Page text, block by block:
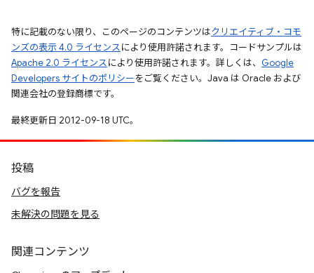
特に記載のない限り、このページのコンテンツはクリエイティブ・コモ
ンズの表示 4.0 ライセンスにより使用許諾されます。コードサンプルは
Apache 2.0 ライセンスにより使用許諾されます。詳しくは、 Google
Developers サイトのポリシーをご覧ください。Java は Oracle および
関連会社の登録商標です。
最終更新日 2012-09-18 UTC。
投稿
バグを報告
未解決の問題を見る
関連コンテンツ